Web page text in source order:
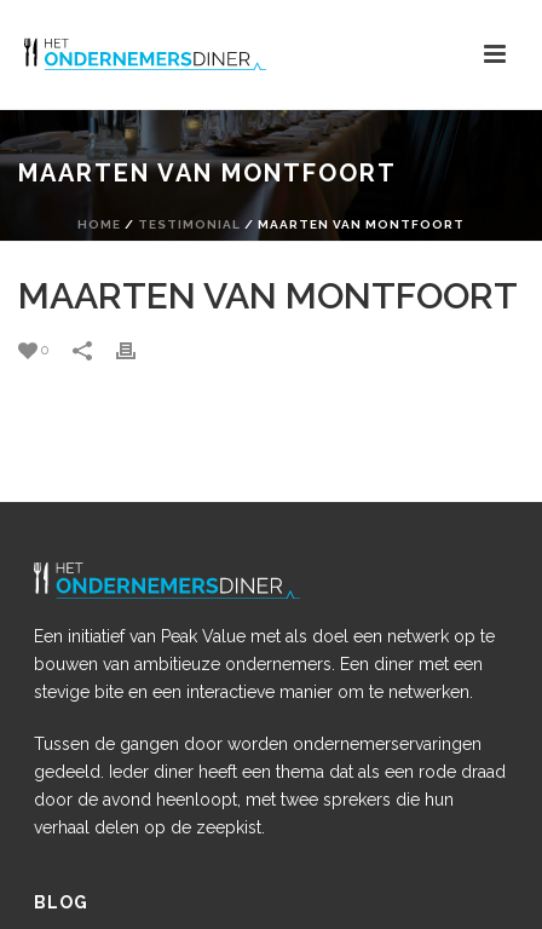
MAARTEN VAN MONTFOORT
HOME / TESTIMONIAL / MAARTEN VAN MONTFOORT
MAARTEN VAN MONTFOORT
0
Een initiatief van Peak Value met als doel een netwerk op te
bouwen van ambitieuze ondernemers. Een diner met een
stevige bite en een interactieve manier om te netwerken.
Tussen de gangen door worden ondernemerservaringen
gedeeld. Ieder diner heeft een thema dat als een rode draad
door de avond heenloopt, met twee sprekers die hun
verhaal delen op de zeepkist.
BLOG